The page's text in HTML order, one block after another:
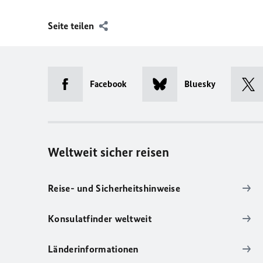
Seite teilen
Facebook Bluesky
Weltweit sicher reisen
Reise- und Sicherheitshinweise
Konsulatfinder weltweit
Länderinformationen